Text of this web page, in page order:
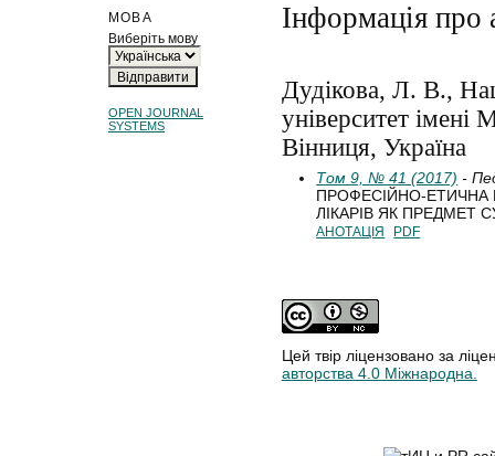
МОВА
Виберіть мову
OPEN JOURNAL
SYSTEMS
Інформація про
Дудікова, Л. В.,
університет імені
Вінниця, Україна
Том 9, № 41 (2017) -
ПРОФЕСІЙНО-ЕТИЧНА
ЛІКАРІВ ЯК ПРЕДМЕТ
АНОТАЦІЯ PDF
Цей твір ліцензовано за
авторства 4.0 Міжнародна.